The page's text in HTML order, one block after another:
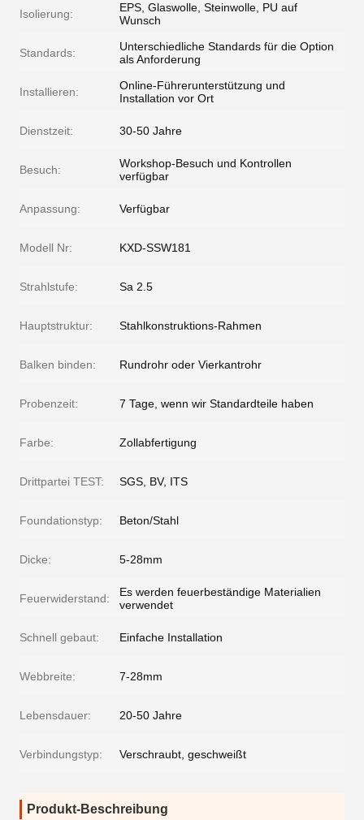
Isolierung:
EPS, Glaswolle, Steinwolle, PU auf
Wunsch
Standards:
Unterschiedliche Standards für die Option
als Anforderung
Installieren:
Online-Führerunterstützung und
Installation vor Ort
Dienstzeit: 30-50 Jahre
Besuch:
Workshop-Besuch und Kontrollen
verfügbar
Anpassung: Verfügbar
Modell Nr: KXD-SSW181
Strahlstufe: Sa 2.5
Hauptstruktur: Stahlkonstruktions-Rahmen
Balken binden: Rundrohr oder Vierkantrohr
Probenzeit: 7 Tage, wenn wir Standardteile haben
Farbe: Zollabfertigung
Drittpartei TEST: SGS, BV, ITS
Foundationstyp: Beton/Stahl
Dicke: 5-28mm
Feuerwiderstand:
Es werden feuerbeständige Materialien
verwendet
Schnell gebaut: Einfache Installation
Webbreite: 7-28mm
Lebensdauer: 20-50 Jahre
Verbindungstyp: Verschraubt, geschweißt
Produkt-Beschreibung